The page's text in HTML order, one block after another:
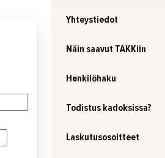
Yhteystiedot
Näin saavut TAKKiin
Henkilöhaku
Todistus kadoksissa?
Laskutusosoitteet